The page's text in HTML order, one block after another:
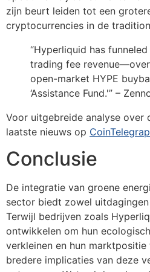
zijn beurt leiden tot een
cryptocurrencies in de
“Hyperliquid has
trading fee
open-market HYPE
‘Assistance Fund.'” –
Voor uitgebreide analyse over
laatste nieuws op
Conclusie
De integratie van groene
sector biedt zowel
Terwijl bedrijven zoals
ontwikkelen om hun
verkleinen en hun
bredere implicaties van deze